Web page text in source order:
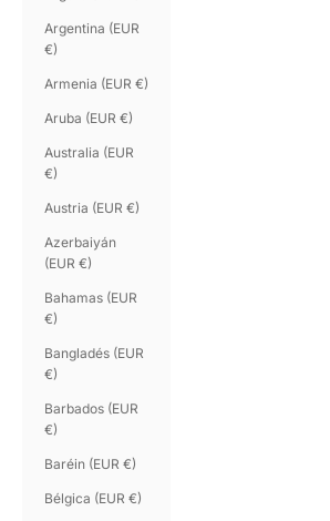
Argentina (EUR
€)
Armenia (EUR €)
Aruba (EUR €)
Australia (EUR
€)
Austria (EUR €)
Azerbaiyán
(EUR €)
Bahamas (EUR
€)
Bangladés (EUR
€)
Barbados (EUR
€)
Baréin (EUR €)
Bélgica (EUR €)